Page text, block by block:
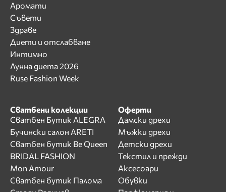
Аромати
Съвети
Здраве
Диети и отслабване
Интимно
Лунна диета 2026
Ruse Fashion Week
Сватбени колекции
Сватбен Бутик ALEGRA
Бучински салон ARETI
Сватбен бутик Be Queen
BRIDAL FASHION
Mon Amour
Сватбен бутик Палома
Оферти
Дамски дрехи
Мъжки дрехи
Детски дрехи
Текстил и прежди
Аксесоари
Обувки